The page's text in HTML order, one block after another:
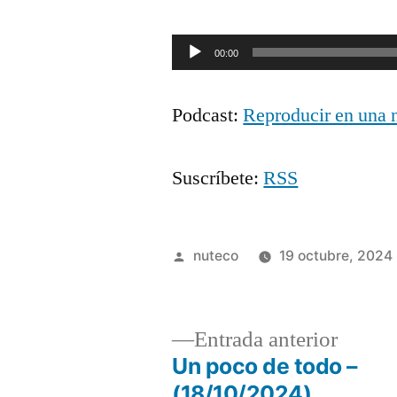
Reproductor
audio
00:00
Podcast:Reproducir en una
Suscríbete:RSS
Publicada
nuteco 19 octubre, 2024
Entrada anteriorEntrada
Un poco de todo –